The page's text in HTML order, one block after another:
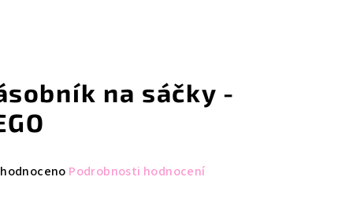
na sáčky -
Podrobnosti hodnocení